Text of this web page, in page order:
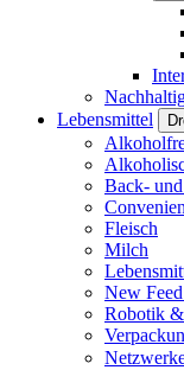
Lebensmittel
Back-
Fleisch
Milch
New
Robotik